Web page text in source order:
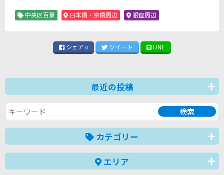
中央区百景 日本橋・京橋周辺 銀座周辺
シェア 0 ツイート LINE
最近の投稿
カテゴリー
エリア